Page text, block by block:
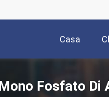
Casa
Fosfato Di